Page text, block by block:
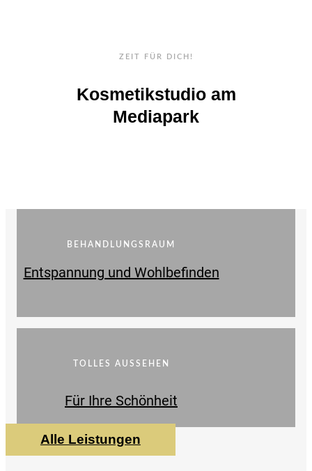
ZEIT FÜR DICH!
Kosmetikstudio am
Mediapark
BEHANDLUNGSRAUM
Entspannung und Wohlbefinden
TOLLES AUSSEHEN
Für Ihre Schönheit
Alle Leistungen